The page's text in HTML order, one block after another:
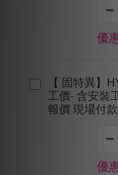
優
【 固特異】
工價- 含安裝
報價 現場付
優